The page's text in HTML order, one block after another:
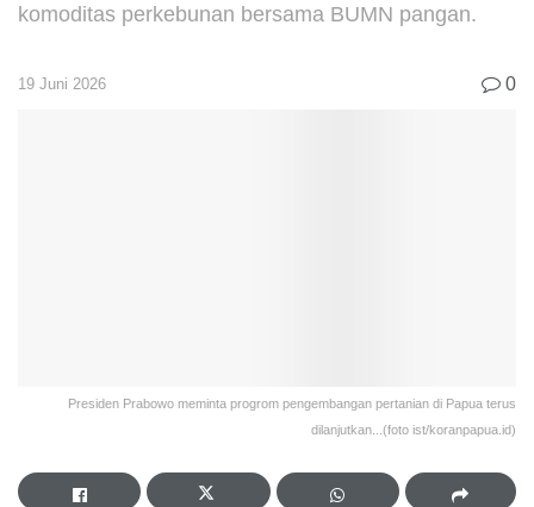
komoditas perkebunan bersama BUMN pangan.
19 Juni 2026 0
Presiden Prabowo meminta progrom pengembangan pertanian di Papua terus
dilanjutkan...(foto ist/koranpapua.id)